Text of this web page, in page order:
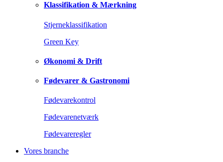
Klassifikation & Mærkning
Stjerneklassifikation
Green Key
Økonomi & Drift
Fødevarer & Gastronomi
Fødevarekontrol
Fødevarenetværk
Fødevareregler
Vores branche